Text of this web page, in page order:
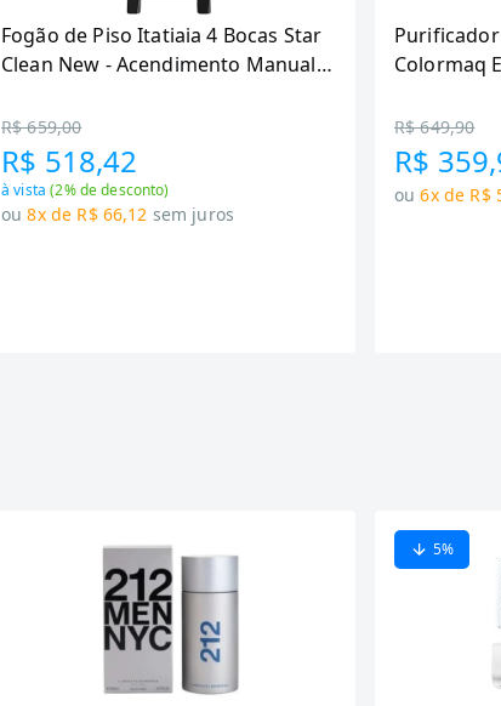
Fogão de Piso Itatiaia 4 Bocas Star
Clean New - Acendimento Manual,
R$ 659,00
R$ 518,42
à vista(2% de desconto)
ou 8x de R$ 66,12 sem juros
Colormaq
R$ 649,90
R$
ou 6x de R$
5%